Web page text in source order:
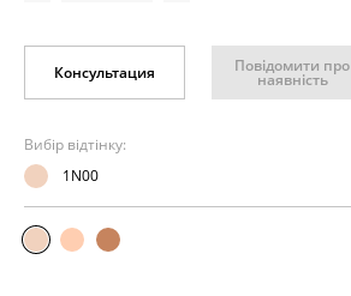
Консультация Повідомити про
наявність
Вибір відтінку:
1N00